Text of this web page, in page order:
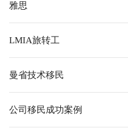
雅思
LMIA旅转工
曼省技术移民
公司移民成功案例